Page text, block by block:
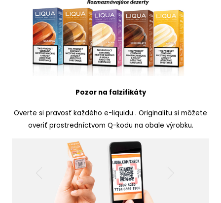
Pozor na falzifikáty
Overte si pravosť každého e-liquidu . Originalitu si môžete
overiť prostredníctvom Q-kodu na obale výrobku.